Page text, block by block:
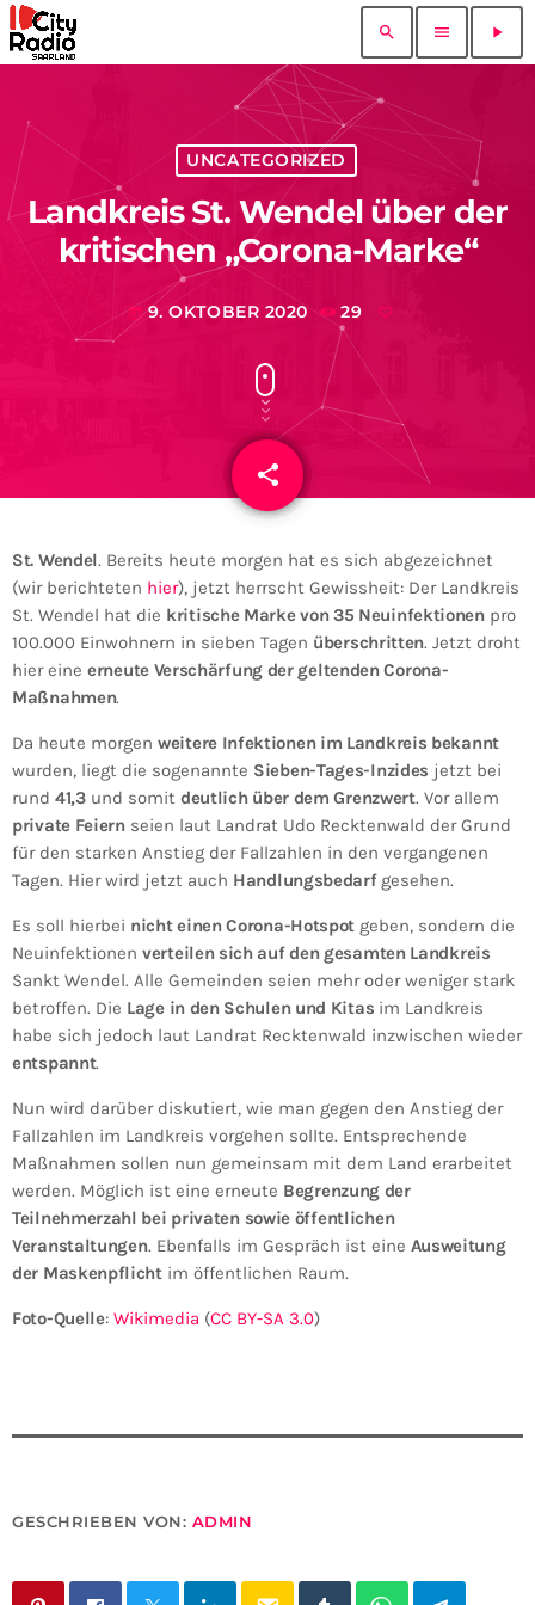
search menu play_arrow
UNCATEGORIZED
Landkreis St. Wendel über der
kritischen „Corona-Marke“
today 9. OKTOBER 2020 29
share
email
St. Wendel. Bereits heute morgen hat es sich abgezeichnet
(wir berichteten hier), jetzt herrscht Gewissheit: Der Landkreis
St. Wendel hat die kritische Marke von 35 Neuinfektionenpro
100.000 Einwohnern in sieben Tagen überschritten. Jetzt droht
hier eine erneute Verschärfung der geltenden Corona-
Maßnahmen.
Da heute morgen weitere Infektionen im Landkreis bekannt
wurden, liegt die sogenannte Sieben-Tages-Inzides jetzt bei
rund 41,3und somit deutlich über dem Grenzwert. Vor allem
private Feiernseien laut Landrat Udo Recktenwald der Grund
für den starken Anstieg der Fallzahlen in den vergangenen
Tagen. Hier wird jetzt auch Handlungsbedarf gesehen.
Es soll hierbei nicht einen Corona-Hotspot geben, sondern die
Neuinfektionen verteilen sich auf den gesamten Landkreis
Sankt Wendel. Alle Gemeinden seien mehr oder weniger stark
betroffen. Die Lage in den Schulen und Kitas im Landkreis
habe sich jedoch laut Landrat Recktenwald inzwischen wieder
entspannt.
Nun wird darüber diskutiert, wie man gegen den Anstieg der
Fallzahlen im Landkreis vorgehen sollte. Entsprechende
Maßnahmen sollen nun gemeinsam mit dem Land erarbeitet
werden. Möglich ist eine erneute Begrenzung der
Teilnehmerzahl bei privaten sowie öffentlichen
Veranstaltungen. Ebenfalls im Gespräch ist eine Ausweitung
der Maskenpflichtim öffentlichen Raum.
Foto-Quelle: Wikimedia (CC BY-SA 3.0)
GESCHRIEBEN VON: ADMIN